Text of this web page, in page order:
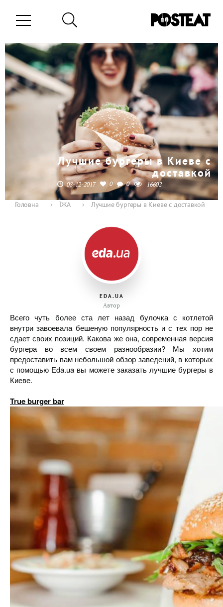
Лучшие бургеры в Киеве с
доставкой
08-12-2017 0 0 16602
Головна › ЇЖА › Лучшие бургеры в Киеве с доставкой
EDA.UA
Автор
Всего чуть более ста лет назад булочка с котлетой
внутри завоевала бешеную популярность и с тех пор не
сдает своих позиций. Какова же она, современная версия
бургера во всем своем разнообразии? Мы хотим
предоставить вам небольшой обзор заведений, в которых
с помощью Eda.ua вы можете заказать лучшие бургеры в
Киеве.
True burger bar